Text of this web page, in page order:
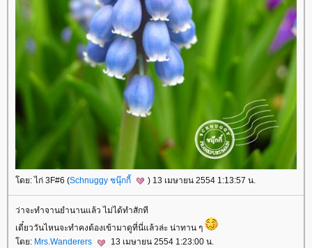
ดย: ไก่ 3F#6 (Schnuggy ชนุ๊กกี้ ) 13 เมษายน 2554 1:13:57 น.
ว่าจะทำจานยำนานแล้ว ไม่ได้ทำสักที
เดี๋ยววันไหนจะทำคงต้องเข้ามาดูที่นี่แล้วล่ะ น่าทาน ๆ
ดย: Mrs.Wanderers 13 เมษายน 2554 1:23:00 น.